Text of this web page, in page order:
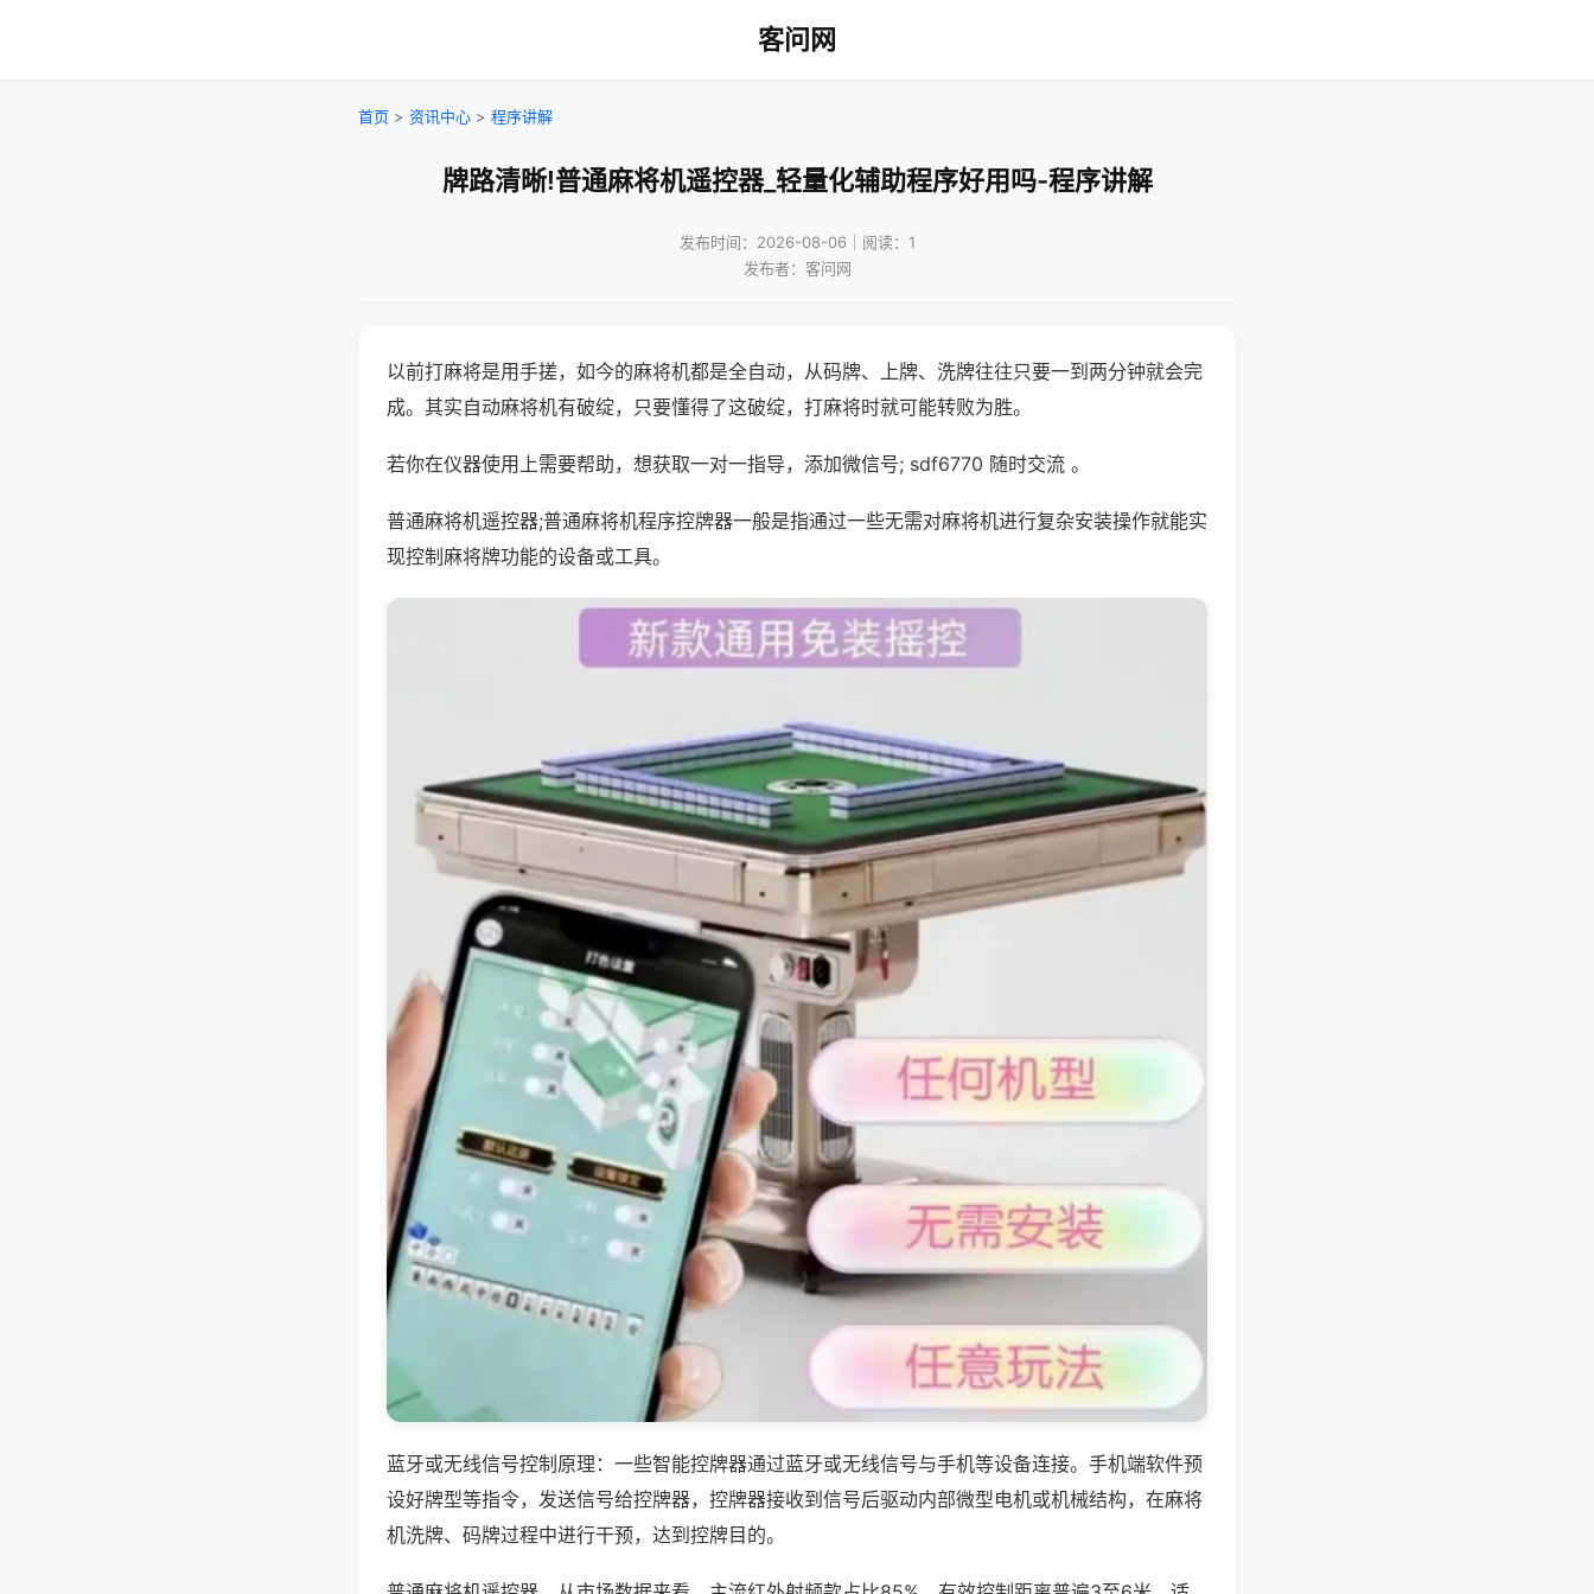
客问网
首页 > 资讯中心 > 程序讲解
牌路清晰!普通麻将机遥控器_轻量化辅助程序好用吗-程序讲解
发布时间：2026-08-06｜阅读：1
发布者：客问网
以前打麻将是用手搓，如今的麻将机都是全自动，从码牌、上牌、洗牌往往只要一到两分钟就会完
成。其实自动麻将机有破绽，只要懂得了这破绽，打麻将时就可能转败为胜。
若你在仪器使用上需要帮助，想获取一对一指导，添加微信号; sdf6770 随时交流 。
普通麻将机遥控器;普通麻将机程序控牌器一般是指通过一些无需对麻将机进行复杂安装操作就能实
现控制麻将牌功能的设备或工具。
蓝牙或无线信号控制原理：一些智能控牌器通过蓝牙或无线信号与手机等设备连接。手机端软件预
设好牌型等指令，发送信号给控牌器，控牌器接收到信号后驱动内部微型电机或机械结构，在麻将
机洗牌、码牌过程中进行干预，达到控牌目的。